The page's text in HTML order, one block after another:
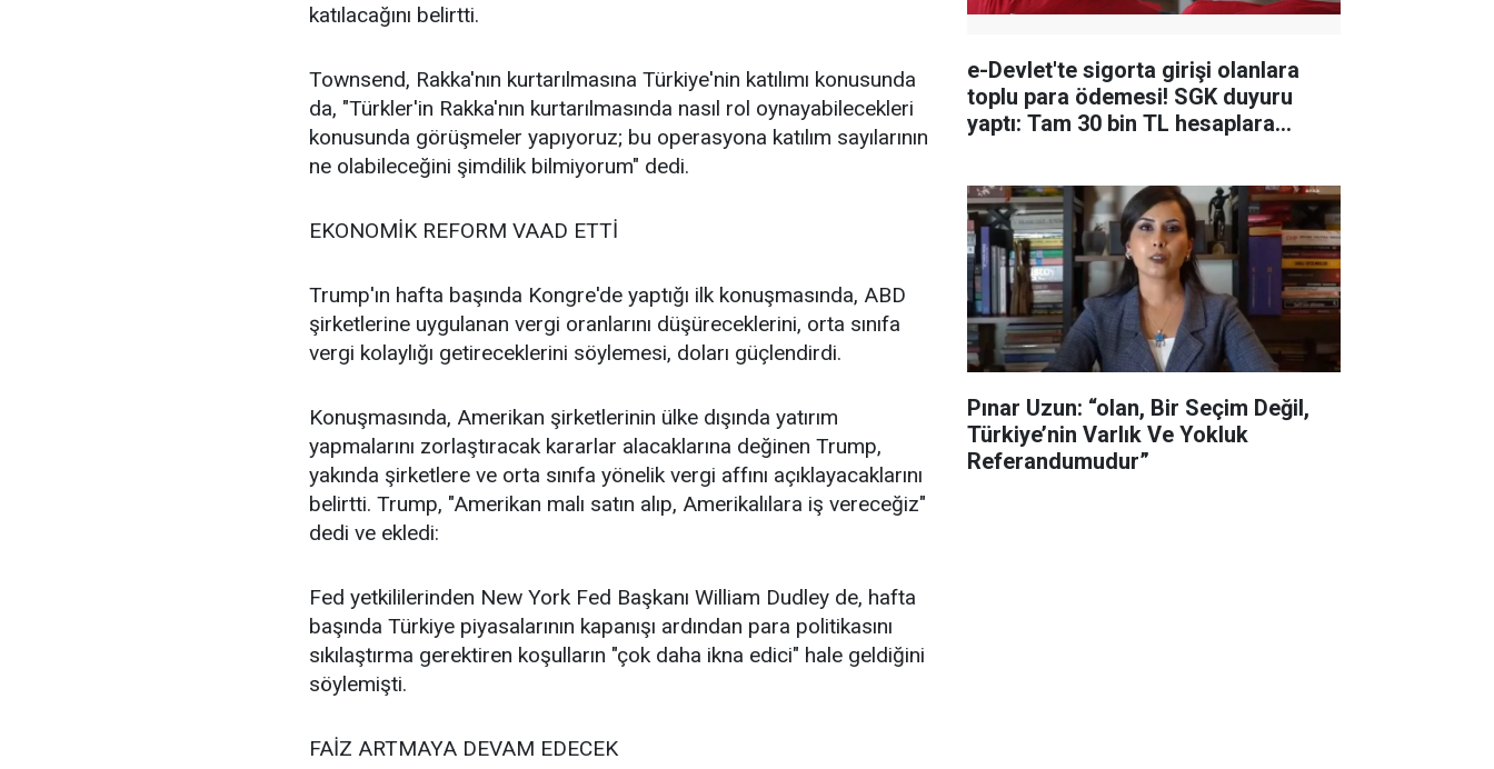
katılacağını belirtti.
Townsend, Rakka'nın kurtarılmasına Türkiye'nin katılımı konusunda
da, "Türkler'in Rakka'nın kurtarılmasında nasıl rol oynayabilecekleri
konusunda görüşmeler yapıyoruz; bu operasyona katılım sayılarının
ne olabileceğini şimdilik bilmiyorum" dedi.
EKONOMİK REFORM VAAD ETTİ
Trump'ın hafta başında Kongre'de yaptığı ilk konuşmasında, ABD
şirketlerine uygulanan vergi oranlarını düşüreceklerini, orta sınıfa
vergi kolaylığı getireceklerini söylemesi, doları güçlendirdi.
Konuşmasında, Amerikan şirketlerinin ülke dışında yatırım
yapmalarını zorlaştıracak kararlar alacaklarına değinen Trump,
yakında şirketlere ve orta sınıfa yönelik vergi affını açıklayacaklarını
belirtti. Trump, "Amerikan malı satın alıp, Amerikalılara iş vereceğiz"
dedi ve ekledi:
Fed yetkililerinden New York Fed Başkanı William Dudley de, hafta
başında Türkiye piyasalarının kapanışı ardından para politikasını
sıkılaştırma gerektiren koşulların "çok daha ikna edici" hale geldiğini
söylemişti.
FAİZ ARTMAYA DEVAM EDECEK
e-Devlet'te sigorta girişi olanlara
toplu para ödemesi! SGK duyuru
yaptı: Tam 30 bin TL hesaplara
Pınar Uzun: “olan, Bir Seçim Değil,
Türkiye’nin Varlık Ve Yokluk
Referandumudur”